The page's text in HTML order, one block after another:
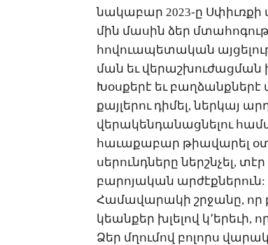
նա­կա­բար 2023-ը Ս­փիւռ­քի
մին մա­սին ձեր
հո­վո­ւա­պե­տա­կան
ման եւ վե­րաշ­խու­ժաց­ման
­Խօս­քե­րէ եւ
քայ­լե­րու դի­մել, ներ­կայ
վե­րա­կեն­դա­նաց­նե­լու
հա­ւա­քա­բար թիա­վա­րել
սե­րունդ­նե­րը ներշն­չել,
բա­րո­յա­կան ար­ժէք­նե­րուն:
­Հա­մա­վա­րա­կի շրջա­նը, որ
կեան­քեր խլե­լով կ­՚ե­րե­ւի,
­Ձեր մղու­մով բո­լորս